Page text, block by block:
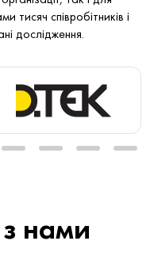
тисяч співробітників і
дослідження.
нами